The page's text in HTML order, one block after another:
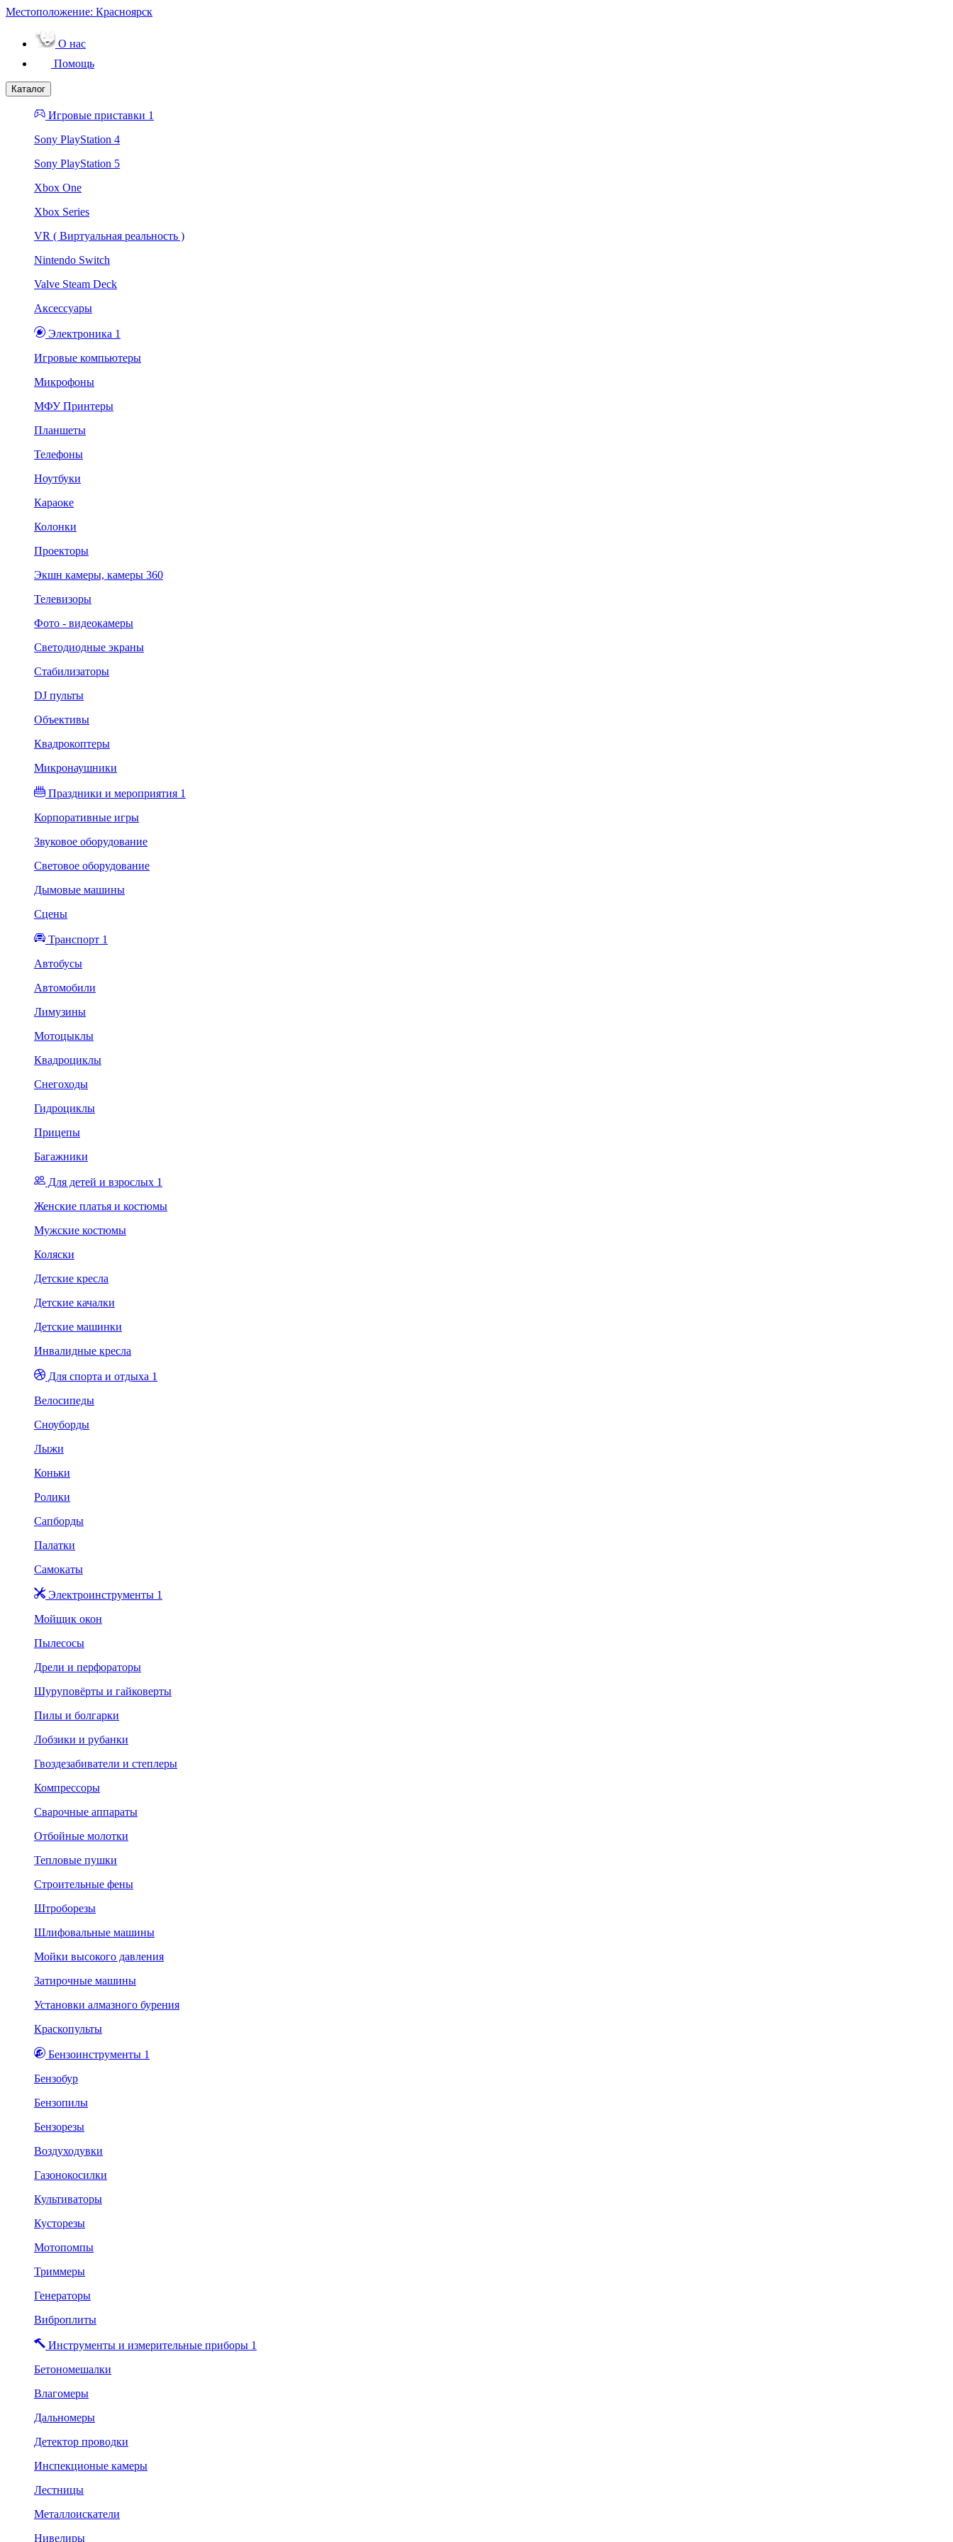
Местоположение: Красноярск
О нас
Помощь
Каталог
Игровые приставки 1
Sony PlayStation 4
Sony PlayStation 5
Xbox One
Xbox Series
VR ( Виртуальная реальность )
Nintendo Switch
Valve Steam Deck
Аксессуары
Электроника 1
Игровые компьютеры
Микрофоны
МФУ Принтеры
Планшеты
Телефоны
Ноутбуки
Караоке
Колонки
Проекторы
Экшн камеры, камеры 360
Телевизоры
Фото - видеокамеры
Светодиодные экраны
Стабилизаторы
DJ пульты
Объективы
Квадрокоптеры
Микронаушники
Праздники и мероприятия 1
Корпоративные игры
Звуковое оборудование
Световое оборудование
Дымовые машины
Сцены
Транспорт 1
Автобусы
Автомобили
Лимузины
Мотоцыклы
Квадроциклы
Снегоходы
Гидроциклы
Прицепы
Багажники
Для детей и взрослых 1
Женские платья и костюмы
Мужские костюмы
Коляски
Детские кресла
Детские качалки
Детские машинки
Инвалидные кресла
Для спорта и отдыха 1
Велосипеды
Сноуборды
Лыжи
Коньки
Ролики
Сапборды
Палатки
Самокаты
Электроинструменты 1
Мойщик окон
Пылесосы
Дрели и перфораторы
Шуруповёрты и гайковерты
Пилы и болгарки
Лобзики и рубанки
Гвоздезабиватели и степлеры
Компрессоры
Сварочные аппараты
Отбойные молотки
Тепловые пушки
Строительные фены
Штроборезы
Шлифовальные машины
Мойки высокого давления
Затирочные машины
Установки алмазного бурения
Краскопульты
Бензоинструменты 1
Бензобур
Бензопилы
Бензорезы
Воздуходувки
Газонокосилки
Культиваторы
Кусторезы
Мотопомпы
Триммеры
Генераторы
Виброплиты
Инструменты и измерительные приборы 1
Бетономешалки
Влагомеры
Дальномеры
Детектор проводки
Инспекционые камеры
Лестницы
Металлоискатели
Нивелиры